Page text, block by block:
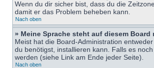
Wenn du dir sicher bist, dass du die
damit er das Problem beheben kann.
Nach oben
» Meine Sprache steht auf diesem Board
Meist hat die Board-Administration
du benötigst, installieren kann. Falls es
werden (siehe Link am Ende jeder Seite).
Nach oben